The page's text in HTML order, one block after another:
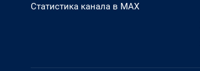
Статистика канала в MAX